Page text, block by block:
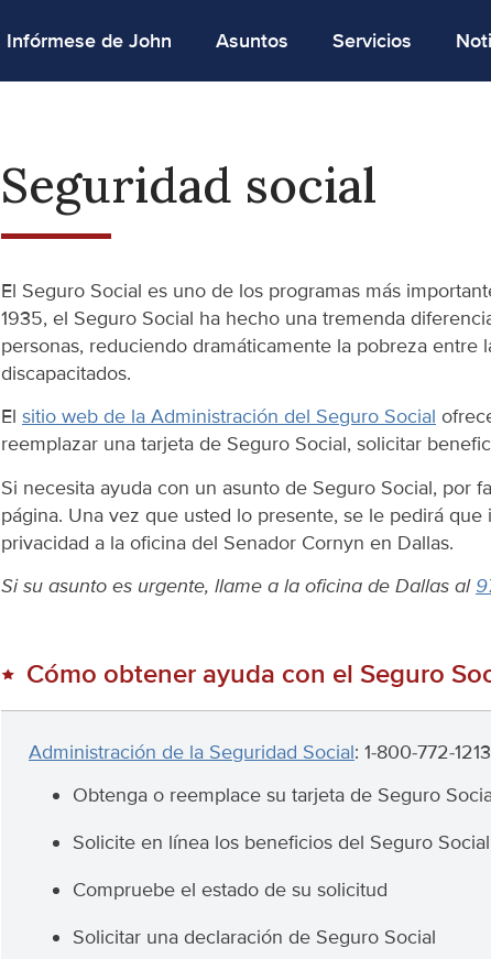
Infórmese de John Asuntos Servicios
Seguridad social
El Seguro Social es uno de los programas más
1935, el Seguro Social ha hecho una tremenda
personas, reduciendo dramáticamente la pobreza entre
discapacitados.
El sitio web de la Administración del Seguro Social
reemplazar una tarjeta de Seguro Social, solicitar
Si necesita ayuda con un asunto de Seguro Social, por
página. Una vez que usted lo presente, se le pedirá
privacidad a la oficina del Senador Cornyn en Dallas.
Si su asunto es urgente, llame a la oficina de Dallas al
Cómo obtener ayuda con el Seguro
Administración de la Seguridad Social: 1-800-772-1213
Obtenga o reemplace su tarjeta de Seguro
Solicite en línea los beneficios del Seguro Social
Compruebe el estado de su solicitud
Solicitar una declaración de Seguro Social